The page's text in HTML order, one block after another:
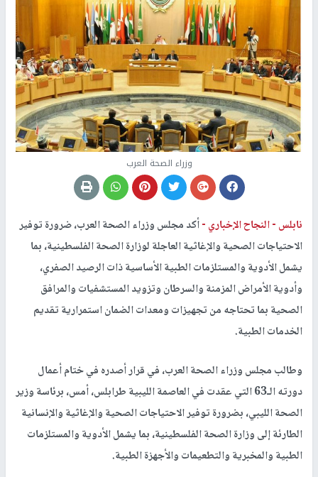
وزراء الصحة العرب
نابلس -النجاح الإخباري -أكد مجلس وزراء الصحة العرب، ضرورة توفير
الاحتياجات الصحية والإغاثية العاجلة لوزارة الصحة الفلسطينية، بما
يشمل الأدوية والمستلزمات الطبية الأساسية ذات الرصيد الصفري،
وأدوية الأمراض المزمنة والسرطان وتزويد المستشفيات والمرافق
الصحية بما تحتاجه من تجهيزات ومعدات الضمان استمرارية تقديم
الخدمات الطبية.
وطالب مجلس وزراء الصحة العرب، في قرار أصدره في ختام أعمال
دورته الـ63 التي عقدت في العاصمة الليبية طرابلس، أمس، برئاسة وزير
الصحة الليبي، بضرورة توفير الاحتياجات الصحية والإغاثية والإنسانية
الطارئة إلى وزارة الصحة الفلسطينية، بما يشمل الأدوية والمستلزمات
الطبية والمخبرية والتطعيمات والأجهزة الطبية.